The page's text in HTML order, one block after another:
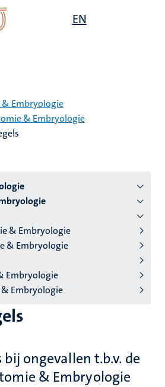
EN
Embryologie
& Embryologie
& Embryologie
& Embryologie
Embryologie
Embryologie
bij ongevallen t.b.v. de
& Embryologie